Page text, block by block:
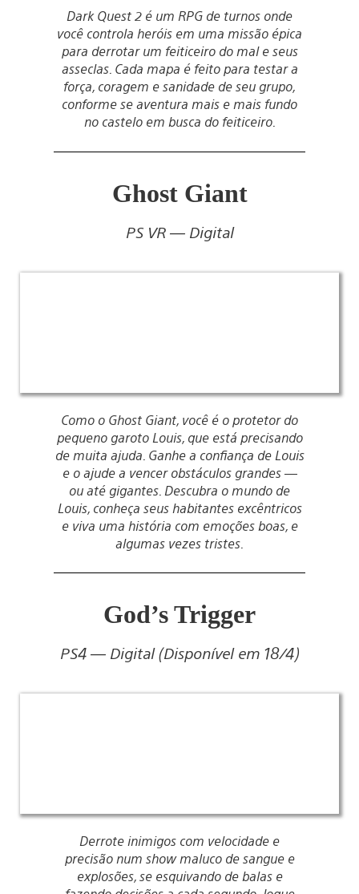
Dark Quest 2 é um RPG de turnos onde
você controla heróis em uma missão épica
para derrotar um feiticeiro do mal e seus
asseclas. Cada mapa é feito para testar a
força, coragem e sanidade de seu grupo,
conforme se aventura mais e mais fundo
no castelo em busca do feiticeiro.
Ghost Giant
PS VR — Digital
Como o Ghost Giant, você é o protetor do
pequeno garoto Louis, que está precisando
de muita ajuda. Ganhe a confiança de Louis
e o ajude a vencer obstáculos grandes —
ou até gigantes. Descubra o mundo de
Louis, conheça seus habitantes excêntricos
e viva uma história com emoções boas, e
algumas vezes tristes.
God’s Trigger
PS4 — Digital (Disponível em 18/4)
Derrote inimigos com velocidade e
precisão num show maluco de sangue e
explosões, se esquivando de balas e